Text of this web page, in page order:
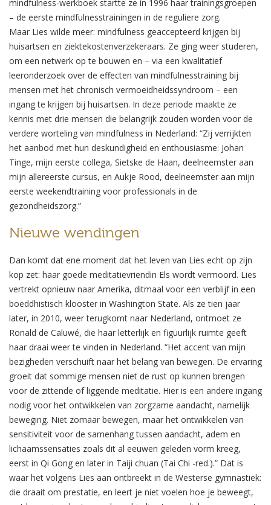
mindfulness-werkboek startte ze in 1996 haar trainingsgroepen
– de eerste mindfulnesstrainingen in de reguliere zorg.
Maar Lies wilde meer: mindfulness geaccepteerd krijgen bij
huisartsen en ziektekostenverzekeraars. Ze ging weer studeren,
om een netwerk op te bouwen en – via een kwalitatief
leeronderzoek over de effecten van mindfulnesstraining bij
mensen met het chronisch vermoeidheidssyndroom – een
ingang te krijgen bij huisartsen. In deze periode maakte ze
kennis met drie mensen die belangrijk zouden worden voor de
verdere worteling van mindfulness in Nederland: “Zij verrijkten
het aanbod met hun deskundigheid en enthousiasme: Johan
Tinge, mijn eerste collega, Sietske de Haan, deelneemster aan
mijn allereerste cursus, en Aukje Rood, deelneemster aan mijn
eerste weekendtraining voor professionals in de
gezondheidszorg.”
Nieuwe wendingen
Dan komt dat ene moment dat het leven van Lies echt op zijn
kop zet: haar goede meditatievriendin Els wordt vermoord. Lies
vertrekt opnieuw naar Amerika, ditmaal voor een verblijf in een
boeddhistisch klooster in Washington State. Als ze tien jaar
later, in 2010, weer terugkomt naar Nederland, ontmoet ze
Ronald de Caluwé, die haar letterlijk en figuurlijk ruimte geeft
haar draai weer te vinden in Nederland. “Het accent van mijn
bezigheden verschuift naar het belang van bewegen. De ervaring
groeit dat sommige mensen niet de rust op kunnen brengen
voor de zittende of liggende meditatie. Hier is een andere ingang
nodig voor het ontwikkelen van zorgzame aandacht, namelijk
beweging. Niet zomaar bewegen, maar het ontwikkelen van
sensitiviteit voor de samenhang tussen aandacht, adem en
lichaamssensaties zoals dit al eeuwen geleden vorm kreeg,
eerst in Qi Gong en later in Taiji chuan (Tai Chi -red.).” Dat is
waar het volgens Lies aan ontbreekt in de Westerse gymnastiek:
die draait om prestatie, en leert je niet voelen hoe je beweegt,